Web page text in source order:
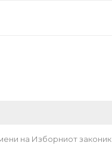
на Изборниот законик